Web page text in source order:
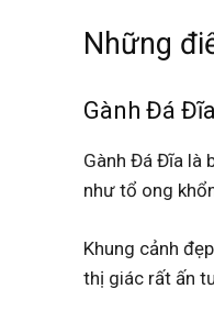
Những
Gành Đá
Gành Đá Đĩa là
như tổ ong
Khung cảnh
thị giác rất ấn